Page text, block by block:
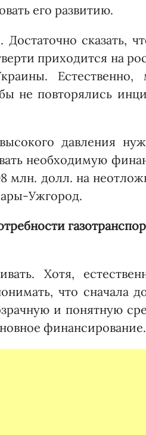
его развитию.
сказать,
приходится на
не повторялись
давления
необходимую
млн. долл. на
Ужгород.
Хотя,
что сначала
и понятную
финансирование.